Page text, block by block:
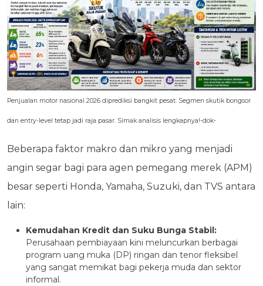
Penjualan motor nasional 2026 diprediksi bangkit pesat. Segmen skutik bongsor
dan entry-level tetap jadi raja pasar. Simak analisis lengkapnya!-dok-
Beberapa faktor makro dan mikro yang menjadi
angin segar bagi para agen pemegang merek (APM)
besar seperti Honda, Yamaha, Suzuki, dan TVS antara
lain:
Kemudahan Kredit dan Suku Bunga Stabil:
Perusahaan pembiayaan kini meluncurkan berbagai
program uang muka (DP) ringan dan tenor fleksibel
yang sangat memikat bagi pekerja muda dan sektor
informal.